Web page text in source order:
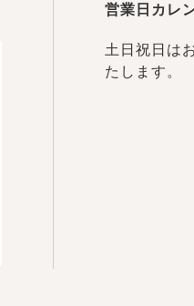
営業日カレ
土日祝日は
たします。